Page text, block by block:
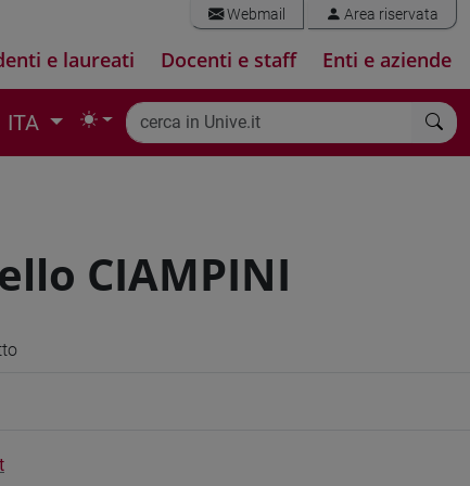
Webmail Area riservata
e laureati Docenti e staff Enti e aziende
ITA
CIAMPINI